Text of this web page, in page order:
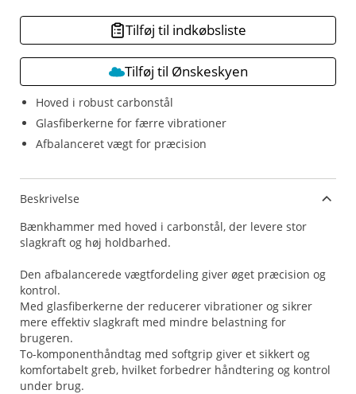
Hoved i robust carbonstål
Glasfiberkerne for færre vibrationer
Afbalanceret vægt for præcision
Tilføj til indkøbsliste
Tilføj til Ønskeskyen
Beskrivelse
Bænkhammer med hoved i carbonstål, der levere stor
slagkraft og høj holdbarhed.
Den afbalancerede vægtfordeling giver øget præcision og
kontrol.
Med glasfiberkerne der reducerer vibrationer og sikrer
mere effektiv slagkraft med mindre belastning for
brugeren.
To-komponenthåndtag med softgrip giver et sikkert og
komfortabelt greb, hvilket forbedrer håndtering og kontrol
under brug.